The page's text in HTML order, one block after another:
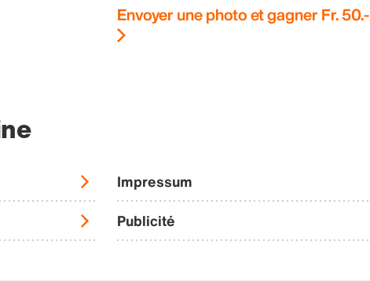
Envoyer une photo et gagner Fr. 50.-
Impressum
Publicité